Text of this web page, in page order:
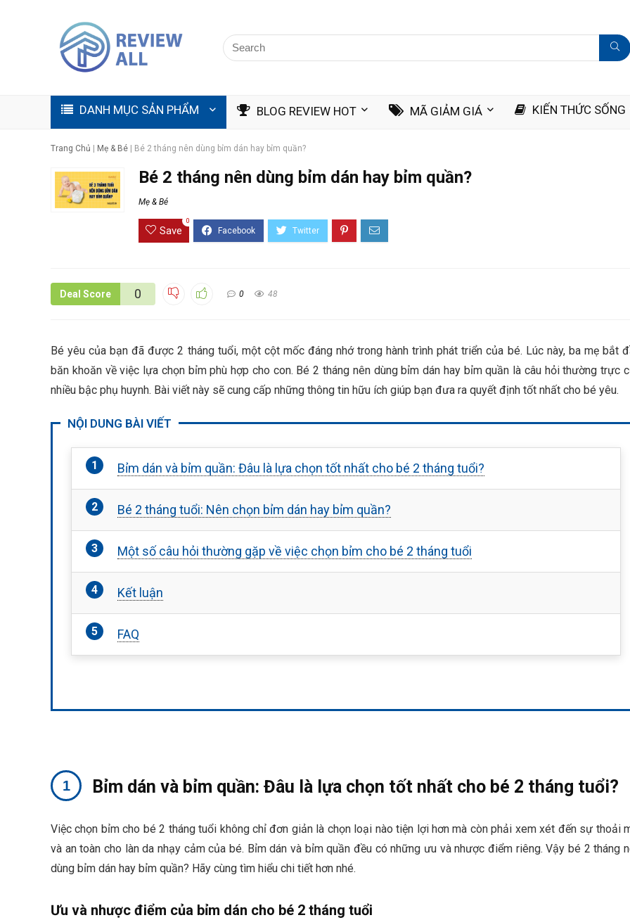
DANH MỤC SẢN PHẨM BLOG REVIEW HOT MÃ GIẢM GIÁ KIẾN THỨC SỐNG
Trang Chủ Mẹ & Bé Bé 2 tháng nên dùng bỉm dán hay bỉm quần?
Bé 2 tháng nên dùng bỉm dán hay bỉm quần?
Mẹ & Bé
Save
0
Deal Score 0 0 48
Bé yêu của bạn đã được 2 tháng tuổi, một cột mốc đáng nhớ trong hành trình phát triển của bé. Lúc này, ba mẹ bắt
băn khoăn về việc lựa chọn bỉm phù hợp cho con. Bé 2 tháng nên dùng bỉm dán hay bỉm quần là câu hỏi thường trực
nhiều bậc phụ huynh. Bài viết này sẽ cung cấp những thông tin hữu ích giúp bạn đưa ra quyết định tốt nhất cho bé yêu.
NỘI DUNG BÀI VIẾT
Bỉm dán và bỉm quần: Đâu là lựa chọn tốt nhất cho bé 2 tháng tuổi?
Bé 2 tháng tuổi: Nên chọn bỉm dán hay bỉm quần?
Một số câu hỏi thường gặp về việc chọn bỉm cho bé 2 tháng tuổi
Kết luận
FAQ
Bỉm dán và bỉm quần: Đâu là lựa chọn tốt nhất cho bé 2 tháng tuổi?
Việc chọn bỉm cho bé 2 tháng tuổi không chỉ đơn giản là chọn loại nào tiện lợi hơn mà còn phải xem xét đến sự thoải
và an toàn cho làn da nhạy cảm của bé. Bỉm dán và bỉm quần đều có những ưu và nhược điểm riêng. Vậy bé 2 tháng
dùng bỉm dán hay bỉm quần? Hãy cùng tìm hiểu chi tiết hơn nhé.
Ưu và nhược điểm của bỉm dán cho bé 2 tháng tuổi